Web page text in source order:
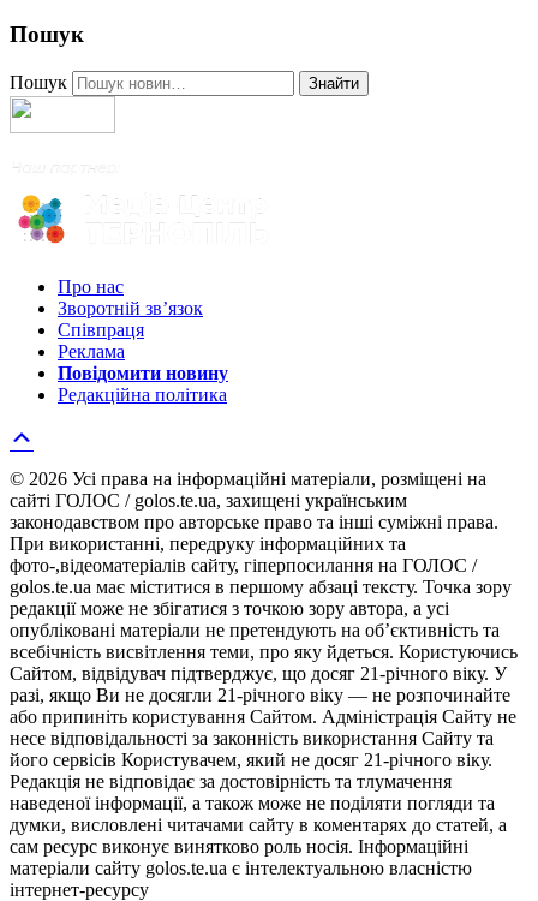
Пошук
Пошук Знайти
Про нас
Зворотній зв’язок
Співпраця
Реклама
Повідомити новину
Редакційна політика
© 2026 Усі права на інформаційні матеріали, розміщені на
сайті ГОЛОС / golos.te.ua, захищені українським
законодавством про авторське право та інші суміжні права.
При використанні, передруку інформаційних та
фото-,відеоматеріалів сайту, гіперпосилання на ГОЛОС /
golos.te.ua має міститися в першому абзаці тексту. Точка зору
редакції може не збігатися з точкою зору автора, а усі
опубліковані матеріали не претендують на об’єктивність та
всебічність висвітлення теми, про яку йдеться. Користуючись
Сайтом, відвідувач підтверджує, що досяг 21-річного віку. У
разі, якщо Ви не досягли 21-річного віку — не розпочинайте
або припиніть користування Сайтом. Адміністрація Сайту не
несе відповідальності за законність використання Сайту та
його сервісів Користувачем, який не досяг 21-річного віку.
Редакція не відповідає за достовірність та тлумачення
наведеної інформації, а також може не поділяти погляди та
думки, висловлені читачами сайту в коментарях до статей, а
сам ресурс виконує винятково роль носія. Інформаційні
матеріали сайту golos.te.ua є інтелектуальною власністю
інтернет-ресурсу